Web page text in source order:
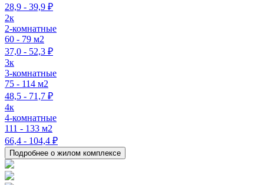
28,9 - 39,9 ₽
2к
2-комнатные
60 - 79 м2
37,0 - 52,3 ₽
3к
3-комнатные
75 - 114 м2
48,5 - 71,7 ₽
4к
4-комнатные
111 - 133 м2
66,4 - 104,4 ₽
Подробнее о жилом комплексе